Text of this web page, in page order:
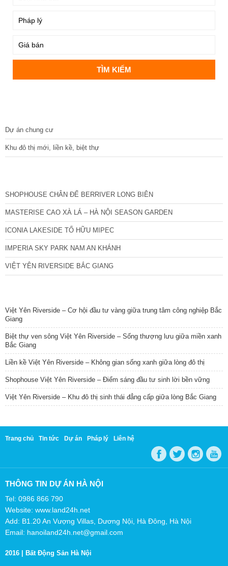
Dự án chung cư
Khu đô thị mới, liền kề, biệt thự
SHOPHOUSE CHÂN ĐẾ BERRIVER LONG BIÊN
MASTERISE CAO XÀ LÁ – HÀ NỘI SEASON GARDEN
ICONIA LAKESIDE TỐ HỮU MIPEC
IMPERIA SKY PARK NAM AN KHÁNH
VIỆT YÊN RIVERSIDE BẮC GIANG
Việt Yên Riverside – Cơ hội đầu tư vàng giữa trung tâm công nghiệp Bắc
Giang
Biệt thự ven sông Việt Yên Riverside – Sống thượng lưu giữa miền xanh
Bắc Giang
Liền kề Việt Yên Riverside – Không gian sống xanh giữa lòng đô thị
Shophouse Việt Yên Riverside – Điểm sáng đầu tư sinh lời bền vững
Việt Yên Riverside – Khu đô thị sinh thái đẳng cấp giữa lòng Bắc Giang
Trang chủ Tin tức Dự án Pháp lý Liên hệ
THÔNG TIN DỰ ÁN HÀ NỘI
Tel: 0986 866 790
Website: www.land24h.net
Add: B1.20 An Vượng Villas, Dương Nội, Hà Đông, Hà Nội
Email: hanoiland24h.net@gmail.com
2016 | Bất Động Sản Hà Nội